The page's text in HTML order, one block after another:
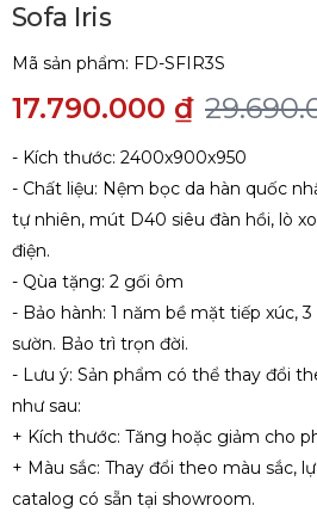
Sofa Iris
Mã sản phẩm: FD-SFIR3S
17.790.000 ₫
- Kích thước: 2400x900x950
- Chất liệu: Nệm bọc da hàn quốc
tự nhiên, mút D40 siêu đàn hồi, lò
điện.
- Qùa tặng: 2 gối ôm
- Bảo hành: 1 năm bề mặt tiếp xúc,
sườn. Bảo trì trọn đời.
- Lưu ý: Sản phẩm có thể thay đổi
như sau:
+ Kích thước: Tăng hoặc giảm cho
+ Màu sắc: Thay đổi theo màu sắc,
catalog có sẵn tại showroom.